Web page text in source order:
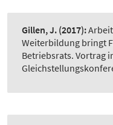
Gillen, J. (2017):
Weiterbildung bringt
Betriebsrats. Vortrag